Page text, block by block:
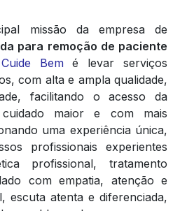
missão da empresa de
para remoção de paciente
Cuide Bemé levar serviços
com alta e ampla qualidade,
facilitando o acesso da
maior e com mais
uma experiência única,
profissionais experientes
profissional, tratamento
com empatia, atenção e
escuta atenta e diferenciada,